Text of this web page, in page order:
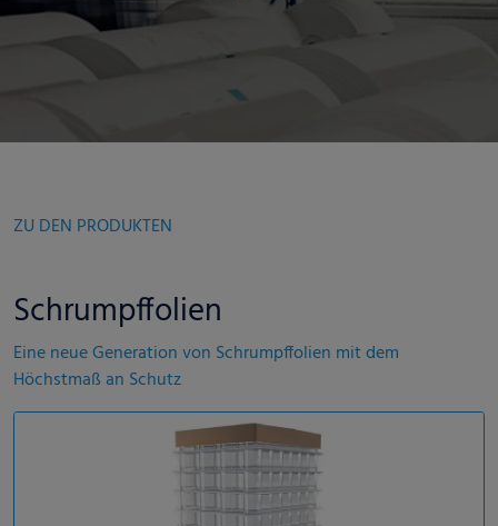
ZU DEN PRODUKTEN
Schrumpffolien
Eine neue Generation von Schrumpffolien mit dem
Höchstmaß an Schutz